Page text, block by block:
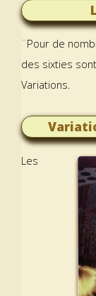
¨Pour de
des sixties
Variations.
Les